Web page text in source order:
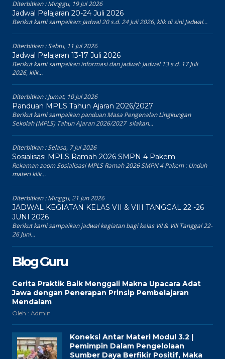
Diterbitkan :Minggu, 19 Jul 2026
Jadwal Pelajaran 20-24 Juli 2026
Berikut kami sampaikan: Jadwal 20 s.d. 24 Juli 2026, klik di sini Jadwal...
Diterbitkan :Sabtu, 11 Jul 2026
Jadwal Pelajaran 13-17 Juli 2026
Berikut kami sampaikan informasi dan jadwal: Jadwal 13 s.d. 17 Juli
2026, klik...
Diterbitkan :Jumat, 10 Jul 2026
Panduan MPLS Tahun Ajaran 2026/2027
Berikut kami sampaikan panduan Masa Pengenalan Lingkungan
Sekolah (MPLS) Tahun Ajaran 2026/2027 silakan...
Diterbitkan :Selasa, 7 Jul 2026
Sosialisasi MPLS Ramah 2026 SMPN 4 Pakem
Rekaman zoom Sosialisasi MPLS Ramah 2026 SMPN 4 Pakem : Unduh
materi klik...
Diterbitkan :Minggu, 21 Jun 2026
JADWAL KEGIATAN KELAS VII & VIII TANGGAL 22 -26
JUNI 2026
Berikut kami sampaikan jadwal kegiatan bagi kelas VII & VIII Tanggal 22-
26 Juni...
Blog Guru
Cerita Praktik Baik Menggali Makna Upacara Adat
Jawa dengan Penerapan Prinsip Pembelajaran
Mendalam
Oleh : Admin
Koneksi Antar Materi Modul 3.2 |
Pemimpin Dalam Pengelolaan
Sumber Daya Berfikir Positif, Maka